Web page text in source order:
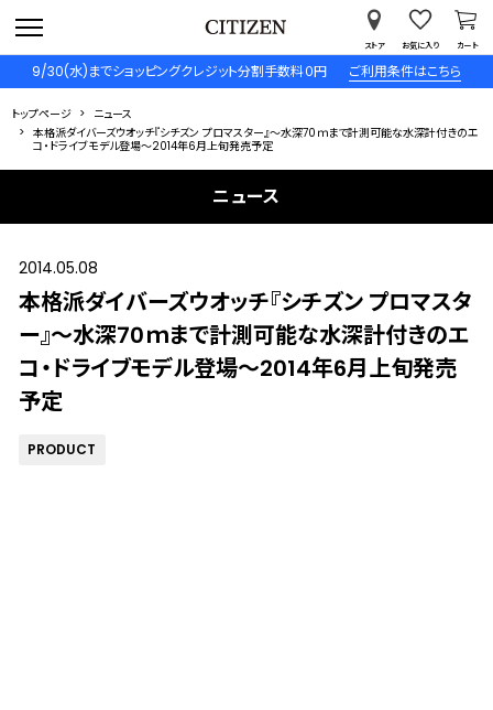
9/30(水)までショッピングクレジット分割手数料０円 ご利用条件はこちら
ストア お気に入り カート
トップページ
ニュース
本格派ダイバーズウオッチ『シチズン プロマスター』～水深70ｍまで計測可能な水深計付きのエ
コ・ドライブモデル登場～2014年6月上旬発売予定
ニュース
2014.05.08
本格派ダイバーズウオッチ『シチズン プロマスタ
ー』～水深70ｍまで計測可能な水深計付きのエ
コ・ドライブモデル登場～2014年6月上旬発売
予定
PRODUCT